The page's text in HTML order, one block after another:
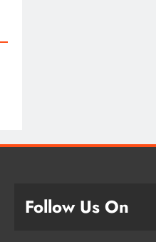
Follow Us On